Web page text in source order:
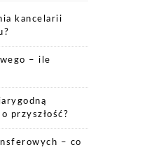
kancelarii
– ile
przyszłość?
– co